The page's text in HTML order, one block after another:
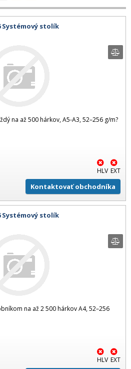
Systémový stolík
na až 500 hárkov, A5-A3, 52–256 g/m?
HLV EXT
Kontaktovať obchodníka
Systémový stolík
na až 2 500 hárkov A4, 52–256
HLV EXT